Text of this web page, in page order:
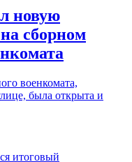
новую
сборном
военкомата,
была открыта и